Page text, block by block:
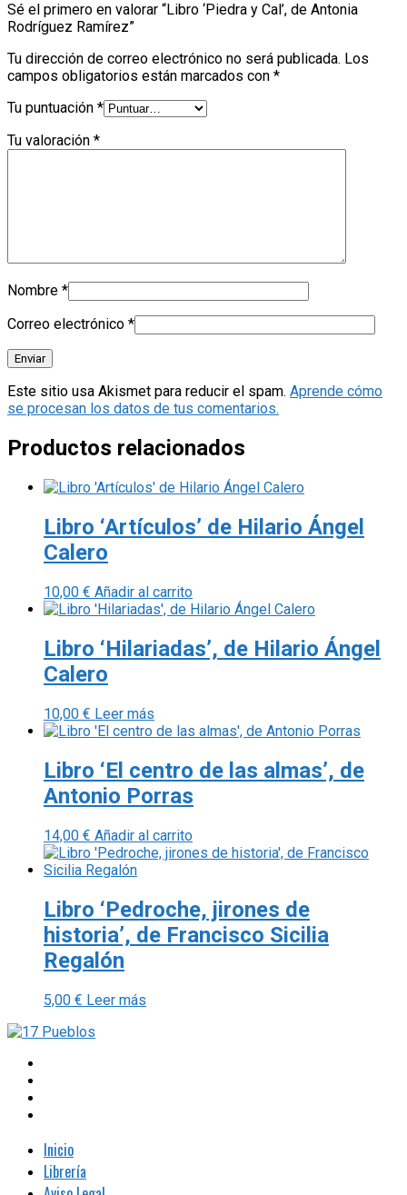
Sé el primero en valorar “Libro ‘Piedra y Cal’, de Antonia
Rodríguez Ramírez”
Tu dirección de correo electrónico no será publicada. Los
campos obligatorios están marcados con *
Tu puntuación *
Tu valoración *
Nombre *
Correo electrónico *
Este sitio usa Akismet para reducir el spam. Aprende cómo
se procesan los datos de tus comentarios.
Productos relacionados
Libro ‘Artículos’ de Hilario Ángel
Calero
10,00 € Añadir al carrito
Libro ‘Hilariadas’, de Hilario Ángel
Calero
10,00 € Leer más
Libro ‘El centro de las almas’, de
Antonio Porras
14,00 € Añadir al carrito
Libro ‘Pedroche, jirones de
historia’, de Francisco Sicilia
Regalón
5,00 € Leer más
Inicio
Librería